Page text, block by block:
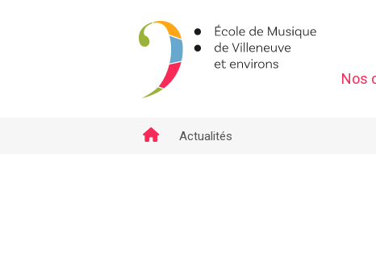
Nos
Actualités